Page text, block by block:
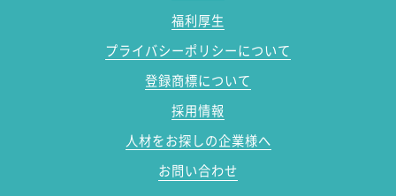
福利厚生
プライバシーポリシーについて
登録商標について
採用情報
人材をお探しの企業様へ
お問い合わせ